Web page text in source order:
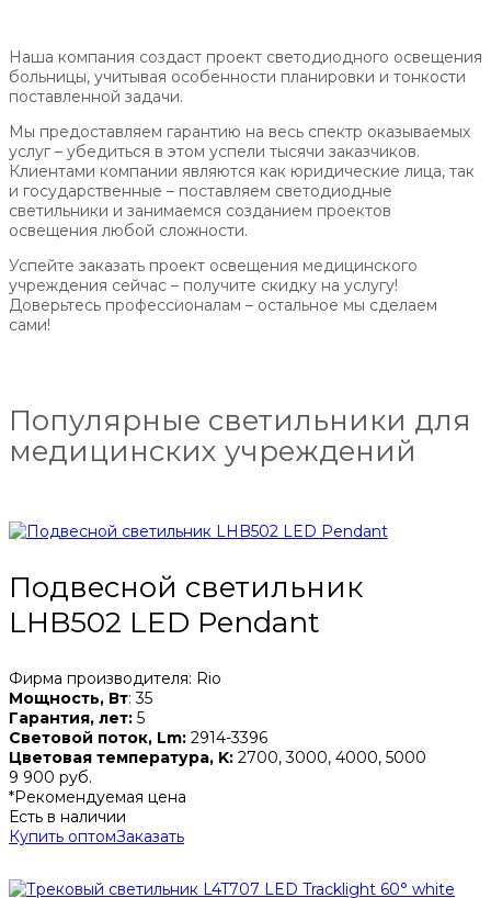
Наша компания создаст проект светодиодного освещения
больницы, учитывая особенности планировки и тонкости
поставленной задачи.
Мы предоставляем гарантию на весь спектр оказываемых
услуг – убедиться в этом успели тысячи заказчиков.
Клиентами компании являются как юридические лица, так
и государственные – поставляем светодиодные
светильники и занимаемся созданием проектов
освещения любой сложности.
Успейте заказать проект освещения медицинского
учреждения сейчас – получите скидку на услугу!
Доверьтесь профессионалам – остальное мы сделаем
сами!
Популярные светильники для
медицинских учреждений
Подвесной светильник
LHB502 LED Pendant
Фирма производителя: Rio
Мощность, Вт: 35
Гарантия, лет: 5
Световой поток, Lm: 2914-3396
Цветовая температура, K: 2700, 3000, 4000, 5000
9 900 руб.
*Рекомендуемая цена
Есть в наличии
Купить оптомЗаказать